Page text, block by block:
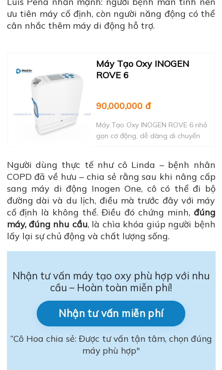
ưu tiên máy cố định, còn người năng động có thể
cân nhắc thêm máy di động hỗ trợ.
Máy Tạo Oxy INOGEN
ROVE 6
90,000,000 đ
Máy Tạo Oxy INOGEN ROVE 6 nhỏ
gọn cơ động, dễ dàng di chuyển
Người dùng thực tế như cô Linda – bệnh nhân
COPD đã về hưu – chia sẻ rằng sau khi nâng cấp
sang máy di động Inogen One, cô có thể đi bộ
đường dài và du lịch, điều mà trước đây với máy
cố định là không thể. Điều đó chứng minh, đúng
máy, đúng nhu cầu, là chìa khóa giúp người bệnh
lấy lại sự chủ động và chất lượng sống.
Nhận tư vấn máy tạo oxy phù hợp với nhu
cầu – Hoàn toàn miễn phí!
Nhận tư vấn miễn phí
“Cô Hoa chia sẻ: Được tư vấn tận tâm, chọn đúng
máy phù hợp"